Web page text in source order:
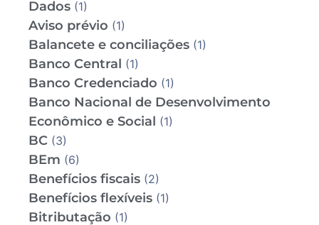
Dados (1)
Aviso prévio (1)
Balancete e conciliações (1)
Banco Central (1)
Banco Credenciado (1)
Banco Nacional de Desenvolvimento
Econômico e Social (1)
BC (3)
BEm (6)
Benefícios fiscais (2)
Benefícios flexíveis (1)
Bitributação (1)